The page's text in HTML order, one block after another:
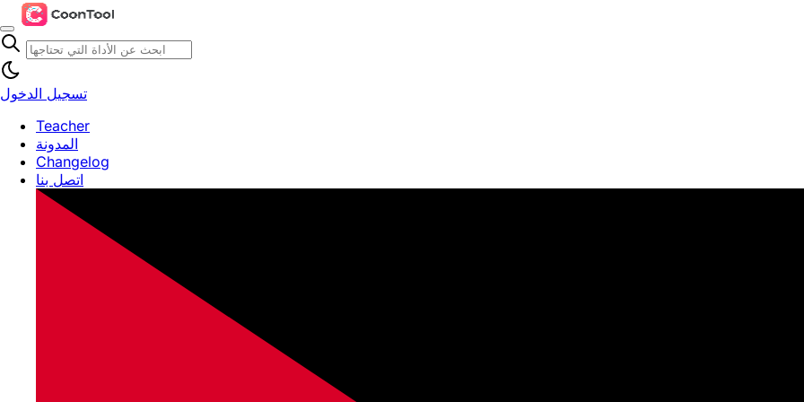
تسجيل الدخول
Teacher
المدونة
Changelog
اتصل بنا